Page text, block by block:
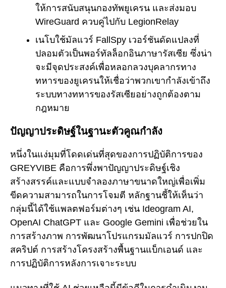
ให้การสนับสนุนกองทัพยูเครน และส่งมอบ
WireGuard ควบคู่ไปกับ LegionRelay
เนโบใช้มัลแวร์ FallSpy เวอร์ชันดัดแปลงที่
ปลอมตัวเป็นพอร์ทัลล็อกอินภาษารัสเซีย ซึ่งน่า
จะมีจุดประสงค์เพื่อหลอกลวงบุคลากรทาง
ทหารของยูเครนให้เชื่อว่าพวกเขากำลังเข้าถึง
ระบบทางทหารของรัสเซียอย่างถูกต้องตาม
กฎหมาย
ปัญญาประดิษฐ์ในฐานะตัวคูณกำลัง
หนึ่งในแง่มุมที่โดดเด่นที่สุดของการปฏิบัติการของ
GREYVIBE คือการพึ่งพาปัญญาประดิษฐ์เชิง
สร้างสรรค์และแบบจำลองภาษาขนาดใหญ่เพื่อเพิ่ม
ขีดความสามารถในการโจมตี หลักฐานชี้ให้เห็นว่า
กลุ่มนี้ได้ใช้แพลตฟอร์มต่างๆ เช่น Ideogram AI,
OpenAI ChatGPT และ Google Gemini เพื่อช่วยใน
การสร้างภาพ การพัฒนาโปรแกรมมัลแวร์ การปกปิด
สคริปต์ การสร้างโครงสร้างพื้นฐานแบ็กเอนด์ และ
การปฏิบัติการหลังการเจาะระบบ